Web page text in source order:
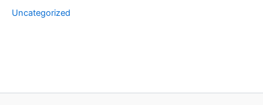
Uncategorized